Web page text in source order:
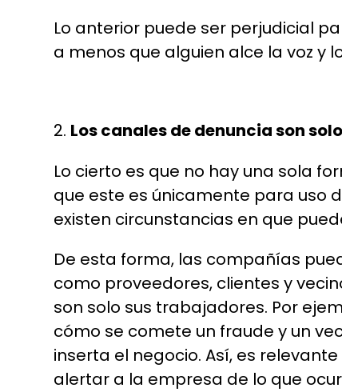
Lo anterior puede ser perjudicial
a menos que alguien alce la voz y
Los canales de denuncia son
Lo cierto es que no hay una sola
que este es únicamente para uso
existen circunstancias en que
De esta forma, las compañías
como proveedores, clientes y
son solo sus trabajadores. Por
cómo se comete un fraude y un
inserta el negocio. Así, es
alertar a la empresa de lo que